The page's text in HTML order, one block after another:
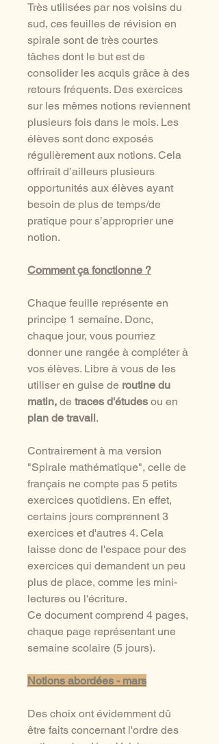
Très utilisées par nos voisins du
sud, ces feuilles de révision en
spirale sont de très courtes
tâches dont le but est de
consolider les acquis grâce à des
retours fréquents. Des exercices
sur les mêmes notions reviennent
plusieurs fois dans le mois. Les
élèves sont donc exposés
régulièrement aux notions. Cela
offrirait d’ailleurs plusieurs
opportunités aux élèves ayant
besoin de plus de temps/de
pratique pour s’approprier une
notion.
Comment ça fonctionne ?
Chaque feuille représente en
principe 1 semaine. Donc,
chaque jour, vous pourriez
donner une rangée à compléter à
vos élèves. Libre à vous de les
utiliser en guise de routine du
matin, de traces d'études ou en
plan de travail.
Contrairement à ma version
"Spirale mathématique", celle de
français ne compte pas 5 petits
exercices quotidiens. En effet,
certains jours comprennent 3
exercices et d'autres 4. Cela
laisse donc de l'espace pour des
exercices qui demandent un peu
plus de place, comme les mini-
lectures ou l'écriture.
Ce document comprend 4 pages,
chaque page représentant une
semaine scolaire (5 jours).
Notions abordées - mars
Des choix ont évidemment dû
être faits concernant l'ordre des